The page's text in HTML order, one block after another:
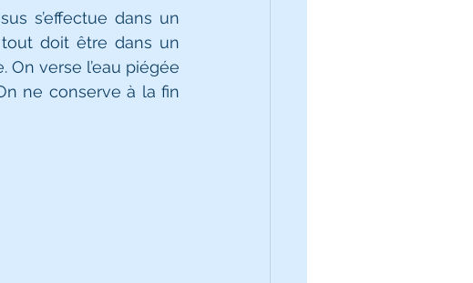
s’effectue dans un
doit être dans un
On verse l’eau piégée
ne conserve à la fin